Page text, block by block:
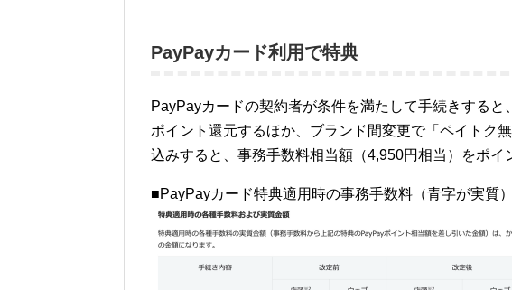
PayPayカード利用で特典
PayPayカードの契約者が条件を満たして手続きする
ポイント還元するほか、ブランド間変更で「ペイトク
込みすると、事務手数料相当額（4,950円相当）をポイ
■PayPayカード特典適用時の事務手数料（青字が実質）